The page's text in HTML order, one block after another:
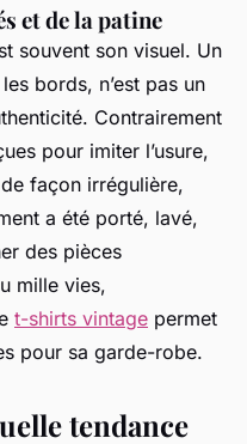
et de la patine
souvent son visuel. Un
bords, n’est pas un
Contrairement
pour imiter l’usure,
façon irrégulière,
a été porté, lavé,
des pièces
mille vies,
t-shirts vintage permet
pour sa garde-robe.
tendance